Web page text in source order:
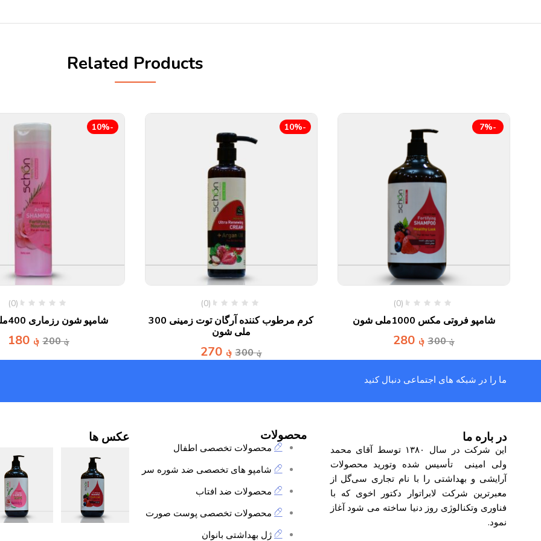
Related Products
-7%
(0)
شامپو فروتی مکس 1000ملی شون
؋300 ؋ 280
-10%
(0)
کرم مرطوب کننده آرگان توت زمینی 300
ملی شون
؋300 ؋ 270
-10%
(0)
شامپو شون رزماری 400ملی شون
؋200 ؋ 180
ما را در شبکه های اجتماعی دنبال کنید
در باره ما
این شرکت در سال ۱۳۸۰ توسط آقای محمد
ولی امینی تأسیس شده وتورید محصولات
آرایشی و بهداشتی را با نام تجاری سی‌گل از
معبرترین شرکت لابراتوار دکتور اخوی که با
فناوری وتکنالوژی روز دنیا ساخته می شود آغاز
نمود.
محصولات
محصولات تخصصی اطفال
شامپو های تخصصی ضد شوره سر
محصولات ضد افتاب
محصولات تخصصی پوست صورت
ژل بهداشتی بانوان
عکس ها